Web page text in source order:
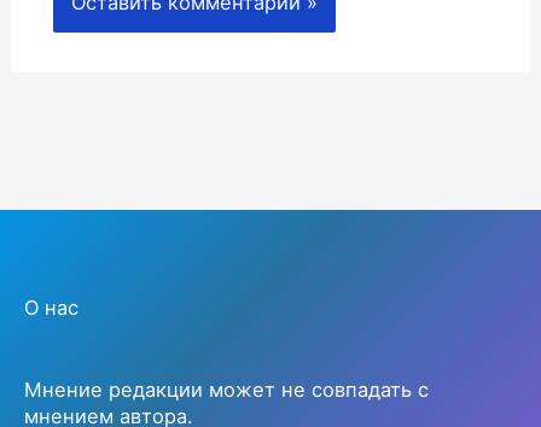
О нас
Мнение редакции может не совпадать с
мнением автора.